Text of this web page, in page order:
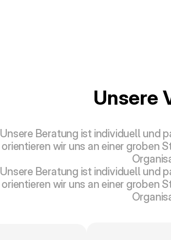
Unsere
Unsere Beratung ist individuell und
orientieren wir uns an einer groben
Unsere Beratung ist individuell und
orientieren wir uns an einer groben